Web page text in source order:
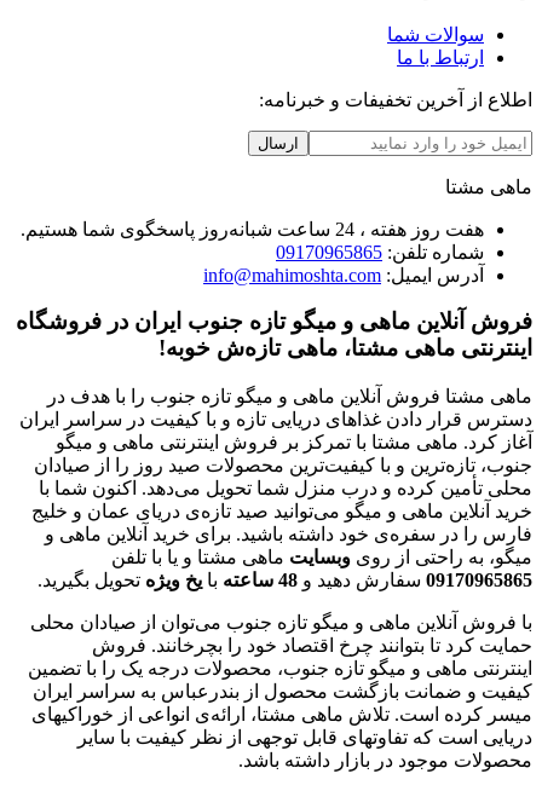
سوالات شما
ارتباط با ما
اطلاع از آخرین تخفیفات و خبرنامه:
ارسال
ماهی مشتا
هفت روز هفته ، 24 ساعت شبانه‌روز پاسخگوی شما هستیم.
شماره تلفن: 09170965865
آدرس ایمیل: info@mahimoshta.com
فروش آنلاین ماهی و میگو تازه جنوب ایران در فروشگاه
اینترنتی ماهی مشتا، ماهی تازه‌ش خوبه!
ماهی مشتا فروش آنلاین ماهی و میگو تازه جنوب را با هدف در
دسترس قرار دادن غذاهای دریایی تازه و با کیفیت در سراسر ایران
آغاز کرد. ماهی مشتا با تمرکز بر فروش اینترنتی ماهی و میگو
جنوب، تازه‌ترین و با کیفیت‌ترین محصولات صید روز را از صیادان
محلی تأمین کرده و درب منزل شما تحویل می‌دهد. اکنون شما با
خرید آنلاین ماهی و میگو می‌توانید صید تازه‌ی دریای عمان و خلیج
فارس را در سفره‌ی خود داشته باشید. برای خرید آنلاین ماهی و
میگو، به راحتی از روی وبسایت ماهی مشتا و یا با تلفن
09170965865 سفارش دهید و 48 ساعته با یخ ویژه تحویل بگیرید.
با فروش آنلاین ماهی و میگو تازه جنوب می‌توان از صیادان محلی
حمایت کرد تا بتوانند چرخ اقتصاد خود را بچرخانند. فروش
اینترنتی ماهی و میگو تازه جنوب، محصولات درجه یک را با تضمین
کیفیت و ضمانت بازگشت محصول از بندرعباس به سراسر ایران
میسر کرده است. تلاش ماهی مشتا، ارائه‌ی انواعی از خوراکیهای
دریایی است که تفاوتهای قابل توجهی از نظر کیفیت با سایر
محصولات موجود در بازار داشته باشد.